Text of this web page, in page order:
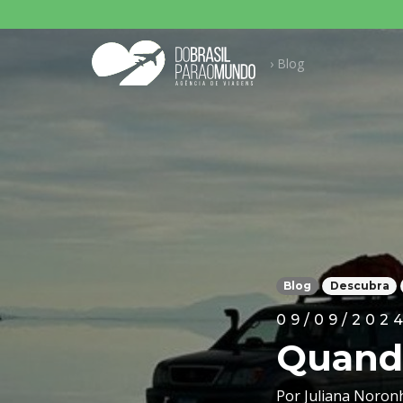
› Blog
Blog Descubra
09/09/2024
Por Juliana